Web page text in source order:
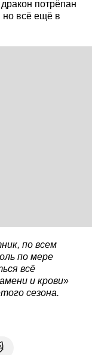
потрёпан
но всё ещё в
по всем
по мере
всё
и крови»
сезона.